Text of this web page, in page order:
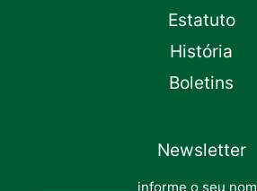
Estatuto
História
Boletins
Newsletter
informe o seu